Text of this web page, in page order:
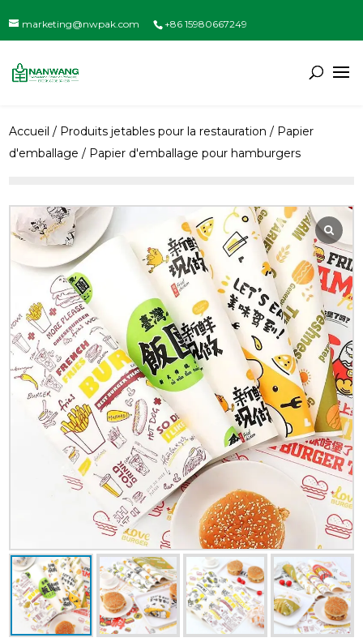
marketing@nwpak.com +86 15980667249
Accueil / Produits jetables pour la restauration / Papier
d'emballage / Papier d'emballage pour hamburgers